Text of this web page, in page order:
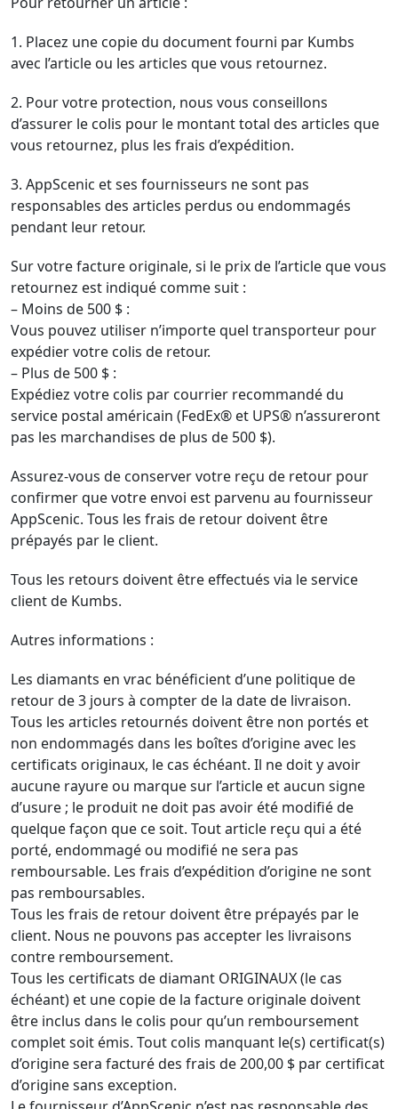
1. Placez une copie du document fourni par Kumbs
avec l’article ou les articles que vous retournez.
2. Pour votre protection, nous vous conseillons
d’assurer le colis pour le montant total des articles que
vous retournez, plus les frais d’expédition.
3. AppScenic et ses fournisseurs ne sont pas
responsables des articles perdus ou endommagés
pendant leur retour.
Sur votre facture originale, si le prix de l’article que vous
retournez est indiqué comme suit :
– Moins de 500 $ :
Vous pouvez utiliser n’importe quel transporteur pour
expédier votre colis de retour.
– Plus de 500 $ :
Expédiez votre colis par courrier recommandé du
service postal américain (FedEx® et UPS® n’assureront
pas les marchandises de plus de 500 $).
Assurez-vous de conserver votre reçu de retour pour
confirmer que votre envoi est parvenu au fournisseur
AppScenic. Tous les frais de retour doivent être
prépayés par le client.
Tous les retours doivent être effectués via le service
client de Kumbs.
Autres informations :
Les diamants en vrac bénéficient d’une politique de
retour de 3 jours à compter de la date de livraison.
Tous les articles retournés doivent être non portés et
non endommagés dans les boîtes d’origine avec les
certificats originaux, le cas échéant. Il ne doit y avoir
aucune rayure ou marque sur l’article et aucun signe
d’usure ; le produit ne doit pas avoir été modifié de
quelque façon que ce soit. Tout article reçu qui a été
porté, endommagé ou modifié ne sera pas
remboursable. Les frais d’expédition d’origine ne sont
pas remboursables.
Tous les frais de retour doivent être prépayés par le
client. Nous ne pouvons pas accepter les livraisons
contre remboursement.
Tous les certificats de diamant ORIGINAUX (le cas
échéant) et une copie de la facture originale doivent
être inclus dans le colis pour qu’un remboursement
complet soit émis. Tout colis manquant le(s) certificat(s)
d’origine sera facturé des frais de 200,00 $ par certificat
d’origine sans exception.